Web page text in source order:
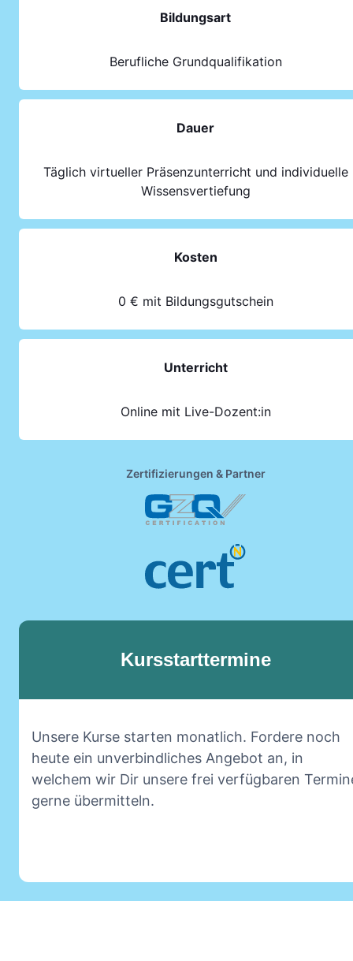
Bildungsart
Berufliche Grundqualifikation
Dauer
Täglich virtueller Präsenzunterricht und individuelle
Wissensvertiefung
Kosten
0 € mit Bildungsgutschein
Unterricht
Online mit Live-Dozent:in
Zertifizierungen & Partner
Kursstarttermine
Unsere Kurse starten monatlich. Fordere noch
heute ein unverbindliches Angebot an, in
welchem wir Dir unsere frei verfügbaren
gerne übermitteln.